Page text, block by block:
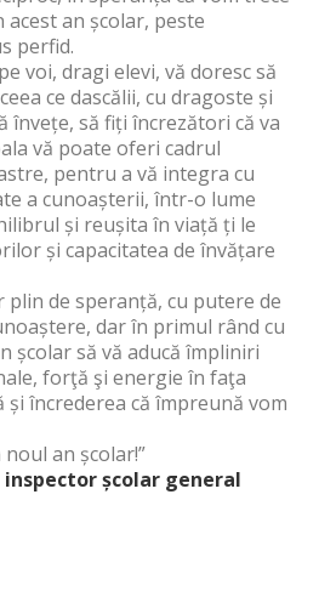
an școlar, peste
perfid.
voi, dragi elevi, vă doresc să
ce dascălii, cu dragoste și
învețe, să fiți încrezători că va
vă poate oferi cadrul
pentru a vă integra cu
a cunoașterii, într-o lume
și reușita în viață ți le
și capacitatea de învățare
plin de speranță, cu putere de
dar în primul rând cu
școlar să vă aducă împliniri
forţă şi energie în faţa
încrederea că împreună vom
an școlar!”
școlar general